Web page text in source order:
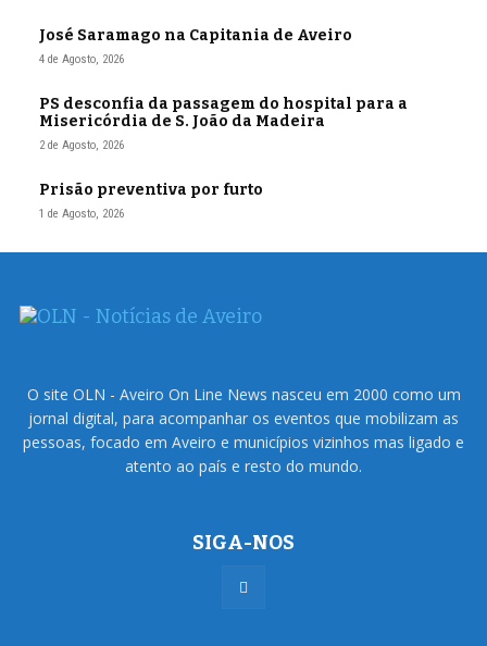
José Saramago na Capitania de Aveiro
4 de Agosto, 2026
PS desconfia da passagem do hospital para a
Misericórdia de S. João da Madeira
2 de Agosto, 2026
Prisão preventiva por furto
1 de Agosto, 2026
O site OLN - Aveiro On Line News nasceu em 2000 como um
jornal digital, para acompanhar os eventos que mobilizam as
pessoas, focado em Aveiro e municípios vizinhos mas ligado e
atento ao país e resto do mundo.
SIGA-NOS